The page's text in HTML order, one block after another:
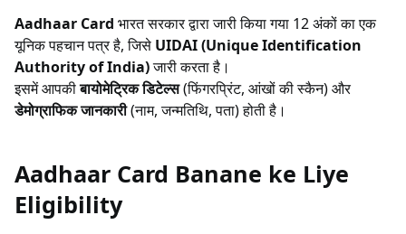
Aadhaar Card भारत सरकार द्वारा जारी किया गया 12 अंकों का एक
यूनिक पहचान पत्र है, जिसे UIDAI (Unique Identification
Authority of India)जारी करता है।
इसमें आपकीबायोमेट्रिक डिटेल्स(फिंगरप्रिंट, आंखों की स्कैन) और
डेमोग्राफिक जानकारी(नाम, जन्मतिथि, पता) होती है।
Aadhaar Card Banane ke Liye
Eligibility